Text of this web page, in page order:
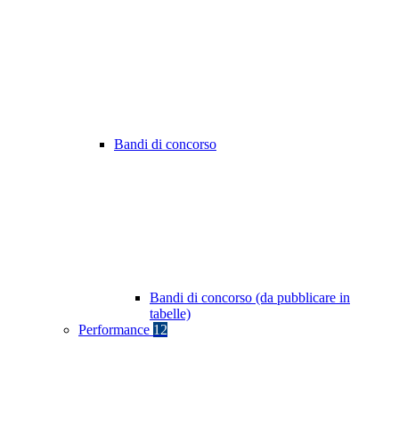
Bandi di concorso
Bandi di concorso (da pubblicare in
tabelle)
Performance 12